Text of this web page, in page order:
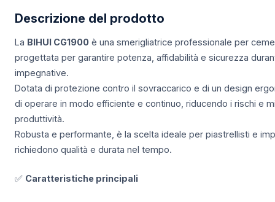
Descrizione del prodotto
La BIHUI CG1900 è una smerigliatrice professionale per
progettata per garantire potenza, affidabilità e sicurezza
impegnative.
Dotata di protezione contro il sovraccarico e di un design
di operare in modo efficiente e continuo, riducendo i rischi e
produttività.
Robusta e performante, è la scelta ideale per piastrellisti e
richiedono qualità e durata nel tempo.
✅ Caratteristiche principali